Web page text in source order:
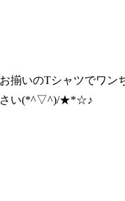
揃いのTシャツでワン
さい(*^▽^)/★*☆♪